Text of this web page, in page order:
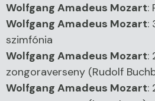
Wolfgang Amadeus Mozart:
Wolfgang Amadeus Mozart:
szimfónia
Wolfgang Amadeus Mozart:
zongoraverseny (Rudolf
Wolfgang Amadeus Mozart: